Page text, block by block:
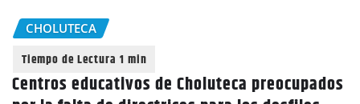
CHOLUTECA
Centros educativos de Choluteca preocupados